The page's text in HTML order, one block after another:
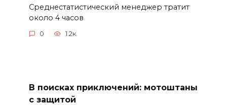
Среднестатистический менеджер тратит
около 4 часов
0 1.2к.
В поисках приключений: мотоштаны
с защитой